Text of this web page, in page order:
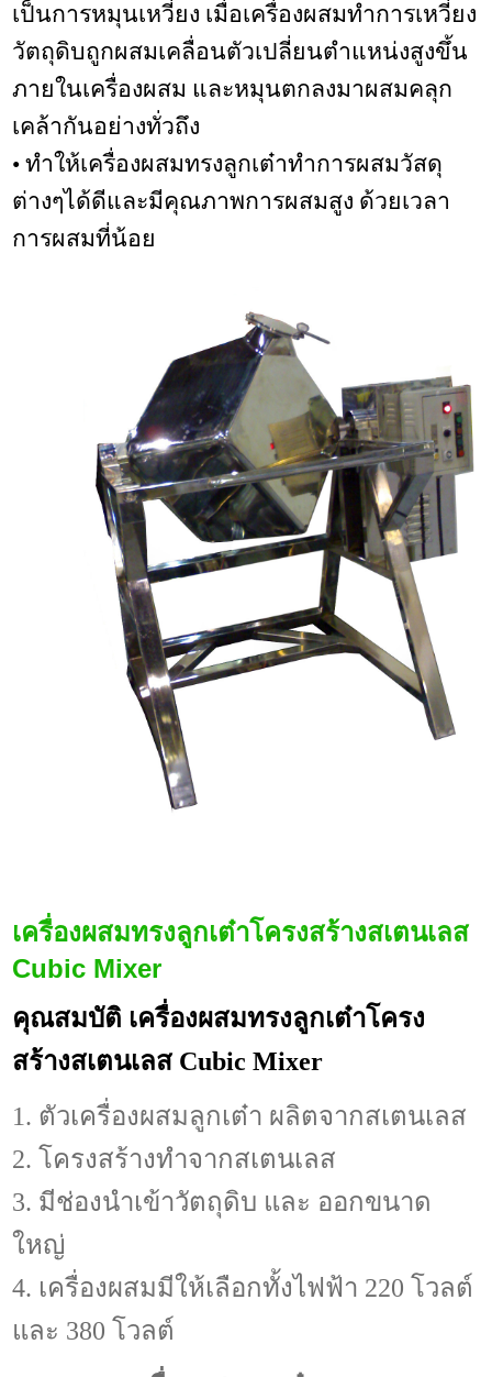
เป็นการหมุนเหวี่ยง เมื่อเครื่องผสมทำการเหวี่ยง
วัตถุดิบถูกผสมเคลื่อนตัวเปลี่ยนตำแหน่งสูงขึ้น
ภายในเครื่องผสม และหมุนตกลงมาผสมคลุก
เคล้ากันอย่างทั่วถึง
• ทำให้เครื่องผสมทรงลูกเต๋าทำการผสมวัสดุ
ต่างๆได้ดีและมีคุณภาพการผสมสูง ด้วยเวลา
การผสมที่น้อย
เครื่องผสมทรงลูกเต๋าโครงสร้างสเตนเลส
Cubic Mixer
คุณสมบัติ เครื่องผสมทรงลูกเต๋าโครง
สร้างสเตนเลส Cubic Mixer
1. ตัวเครื่องผสมลูกเต๋า ผลิตจากสเตนเลส
2. โครงสร้างทำจากสเตนเลส
3. มีช่องนำเข้าวัตถุดิบ และ ออกขนาด
ใหญ่
4. เครื่องผสมมีให้เลือกทั้งไฟฟ้า 220 โวลต์
และ 380 โวลต์